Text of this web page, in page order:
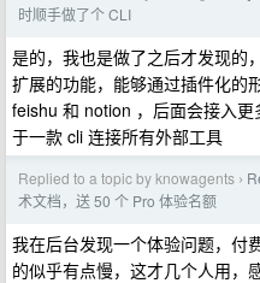
时顺手做了个 CLI
是的，我也是做了之后才发现的
扩展的功能，能够通过插件化的
feishu 和 notion ，后面会接入
于一款 cli 连接所有外部工具
Replied to a topic by knowagents ›
术文档，送 50 个 Pro 体验名额
我在后台发现一个体验问题，付
的似乎有点慢，这才几个人用，